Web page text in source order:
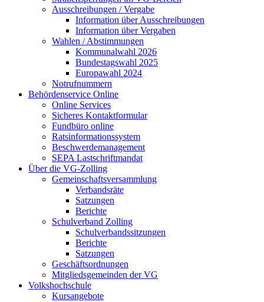
Ausschreibungen / Vergabe
Information über Ausschreibungen
Information über Vergaben
Wahlen / Abstimmungen
Kommunalwahl 2026
Bundestagswahl 2025
Europawahl 2024
Notrufnummern
Behördenservice Online
Online Services
Sicheres Kontaktformular
Fundbüro online
Ratsinformationssystem
Beschwerdemanagement
SEPA Lastschriftmandat
Über die VG-Zolling
Gemeinschaftsversammlung
Verbandsräte
Satzungen
Berichte
Schulverband Zolling
Schulverbandssitzungen
Berichte
Satzungen
Geschäftsordnungen
Mitgliedsgemeinden der VG
Volkshochschule
Kursangebote